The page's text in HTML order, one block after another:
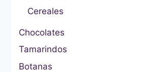
Cereales
Chocolates
Tamarindos
Botanas